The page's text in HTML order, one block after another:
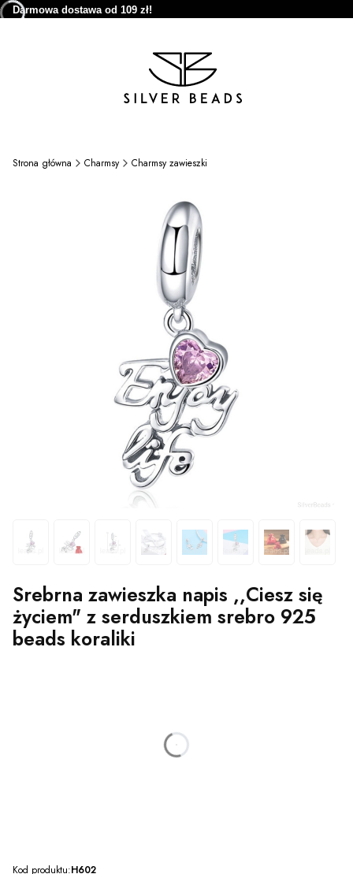
Darmowa dostawa od 109 zł!
Strona główna Charmsy Charmsy zawieszki
Srebrna zawieszka napis ,,Ciesz się
życiem" z serduszkiem srebro 925
beads koraliki
godzin
Kod produktu:H602